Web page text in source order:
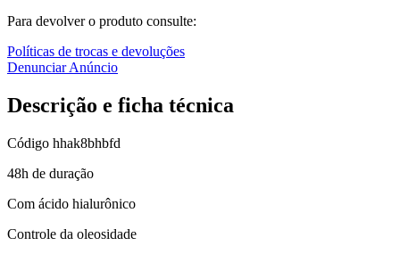
Para devolver o produto consulte:
Políticas de trocas e devoluções
Denunciar Anúncio
Descrição e ficha técnica
Código hhak8bhbfd
48h de duração
Com ácido hialurônico
Controle da oleosidade